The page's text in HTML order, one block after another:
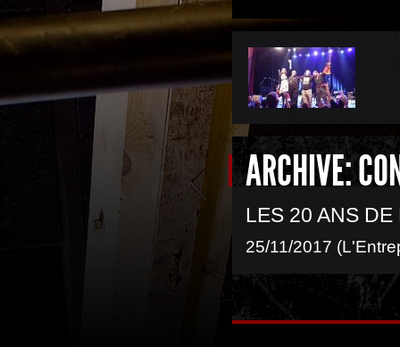
ARCHIVE:
LES 20 ANS
25/11/2017